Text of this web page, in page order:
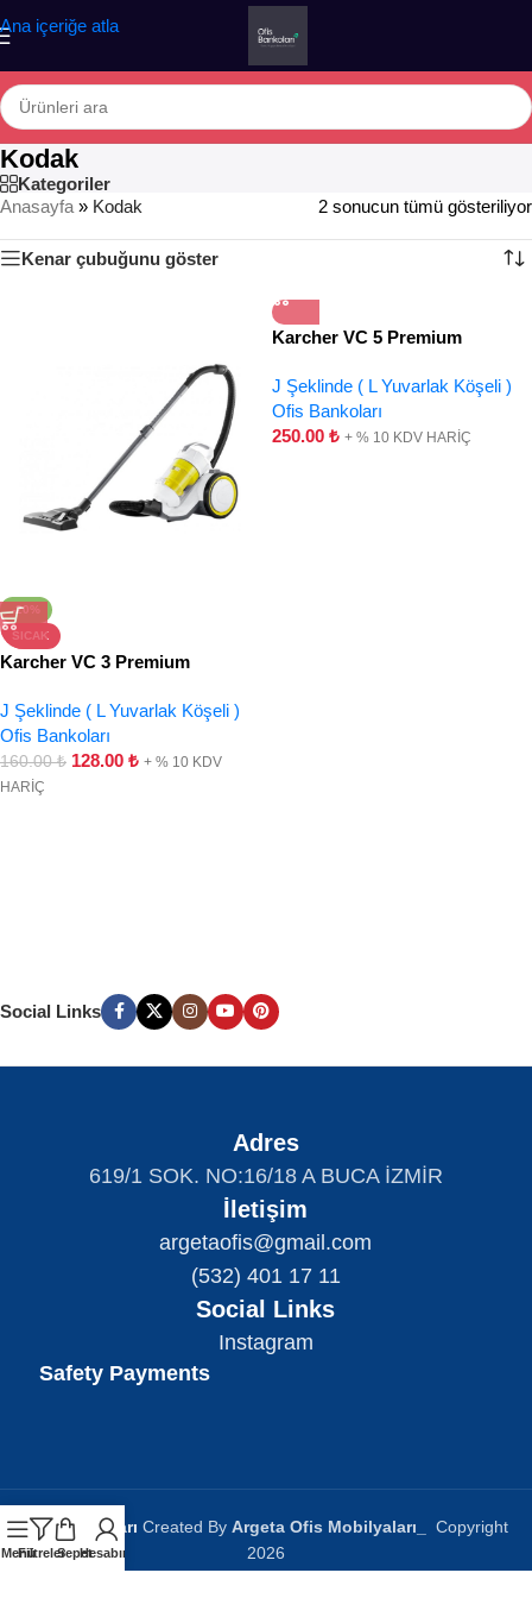
Ana içeriğe atla
Kodak
Kategoriler
Anasayfa » Kodak 2 sonucun tümü gösteriliyor
Kenar çubuğunu göster
-20%
SICAK
Karcher VC 3 Premium
J Şeklinde ( L Yuvarlak Köşeli )
Ofis Bankoları
160.00₺ 128.00 ₺ + % 10 KDV
HARİÇ
Karcher VC 5 Premium
J Şeklinde ( L Yuvarlak Köşeli )
Ofis Bankoları
250.00 ₺ + % 10 KDV HARİÇ
Social Links
Adres
619/1 SOK. NO:16/18 A BUCA İZMİR
İletişim
argetaofis@gmail.com
(532) 401 17 11
Social Links
Instagram
Safety Payments
Ofis Bankoları Created ByArgeta Ofis Mobilyaları
Copyright
2026
MenüFiltrelerSepetHesabım